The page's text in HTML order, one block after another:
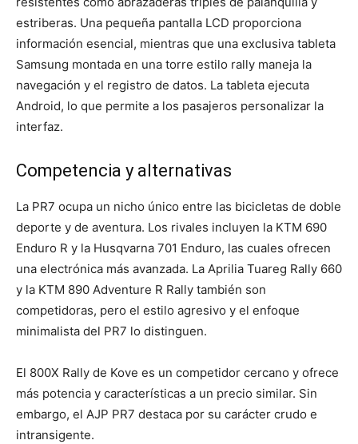
estriberas. Una pequeña pantalla LCD proporciona
información esencial, mientras que una exclusiva tableta
Samsung montada en una torre estilo rally maneja la
navegación y el registro de datos. La tableta ejecuta
Android, lo que permite a los pasajeros personalizar la
interfaz.
Competencia y alternativas
La PR7 ocupa un nicho único entre las bicicletas de doble
deporte y de aventura. Los rivales incluyen la KTM 690
Enduro R y la Husqvarna 701 Enduro, las cuales ofrecen
una electrónica más avanzada. La Aprilia Tuareg Rally 660
y la KTM 890 Adventure R Rally también son
competidoras, pero el estilo agresivo y el enfoque
minimalista del PR7 lo distinguen.
El 800X Rally de Kove es un competidor cercano y ofrece
más potencia y características a un precio similar. Sin
embargo, el AJP PR7 destaca por su carácter crudo e
intransigente.